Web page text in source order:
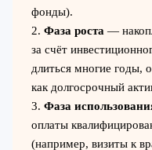
фонды).
2. Фаза роста —
за счёт
длиться многие годы,
как долгосрочный
3. Фаза
оплаты
(например, визиты к